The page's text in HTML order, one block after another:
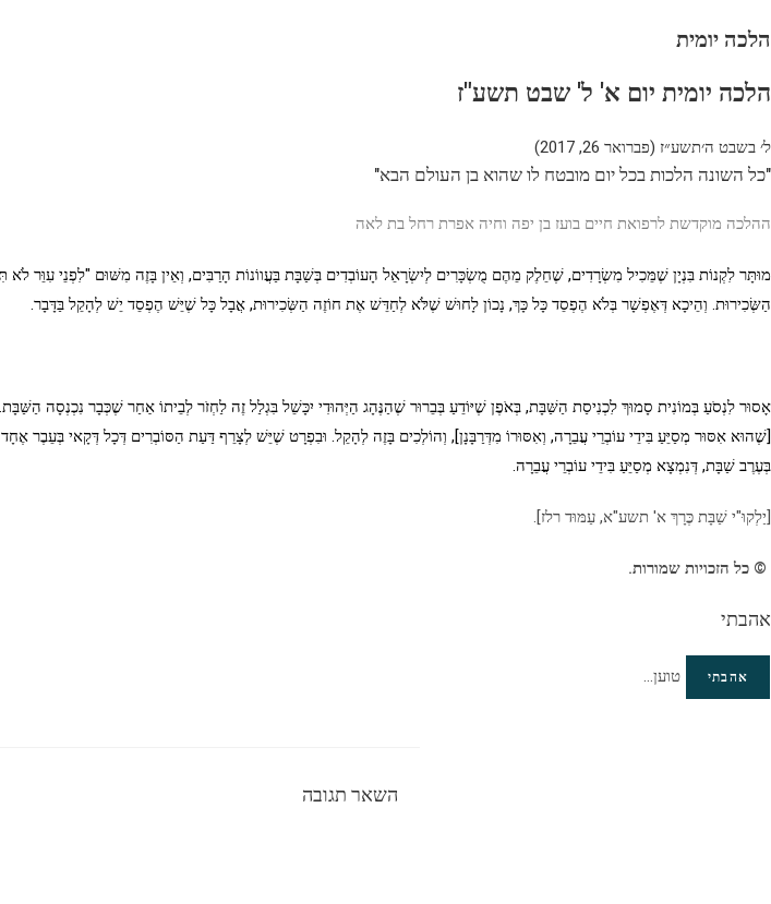
הלכה יומית
הלכה יומית יום א' ל' שבט תשע"ז
ל׳ בשבט ה׳תשע״ז (פברואר 26, 2017)
"כל השונה הלכות בכל יום מובטח לו שהוא בן העולם הבא"
ההלכה מוקדשת לרפואת חיים בועז בן יפה וחיה אפרת רחל בת לאה
מוּתָּר לִקְנוֹת בִּנְיָן שֶׁמֵּכִיל מִשְׂרָדִים, שֶׁחֵלֶק מֵהֶם מֻשְׂכָּרִים לְיִשְׂרָאֵל הָעוֹבְדִים בְּשַׁבָּת בַּעֲווֹנוֹת הָרַבִּים, וְאֵין בָּזֶה מִשּׁוּם "לִפְנֵי עִוֵּר
הַשְּׂכִירוּת. וְהֵיכָא דְּאֶפְשָׁר בְּלֹא הֶפְסֵד כָּל כָּךְ, נָכוֹן לָחוּשׁ שֶׁלֹּא לְחַדֵּשׁ אֶת חוֹזֶה הַשְּׂכִירוּת, אֲבָל כָּל שֶׁיֵּשׁ הֶפְסֵד יֵשׁ לְהָקֵל בַּדָּבָר.
אָסוּר לִנְסֹעַ בְּמוֹנִית סָמוּךְ לִכְנִיסַת הַשַּׁבָּת, בְּאֹפֶן שֶׁיּוֹדֵעַ בְּבֵרוּר שֶׁהַנֶּהָג הַיְּהוּדִי יִכָּשֵׁל בִּגְלַל זֶה לַחְזֹר לְבֵיתוֹ אַחַר שֶׁכְּבָר נִכְנְסָה
[שֶׁהוּא אִסּוּר מְסַיֵּעַ בִּידֵי עוֹבְרֵי עֲבֵרָה, וְאִסּוּרוֹ מִדְּרַבָּנָן], וְהוֹלְכִים בָּזֶה לְהָקֵל. וּבִפְרָט שֶׁיֵּשׁ לְצָרֵף דַּעַת הַסּוֹבְרִים דְּכָל דְּקָאי בְּעֵבֶר
בְּעֶרֶב שַׁבָּת, דְּנִמְצָא מְסַיֵּעַ בִּידֵי עוֹבְרֵי עֲבֵרָה.
[יַלְקוּ"י שַׁבָּת כֶּרָךְ א' תשע"א, עַמּוּד רלז].
© כל הזכויות שמורות.
אהבתי
אהבתי טוען...
השאר תגובה